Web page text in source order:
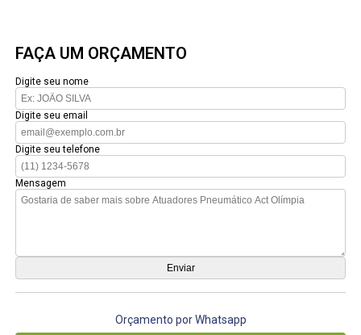
FAÇA UM ORÇAMENTO
Digite seu nome
Digite seu email
Digite seu telefone
Mensagem
Orçamento por Whatsapp